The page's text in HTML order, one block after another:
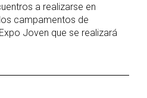
a realizarse en
campamentos de
Joven que se realizará